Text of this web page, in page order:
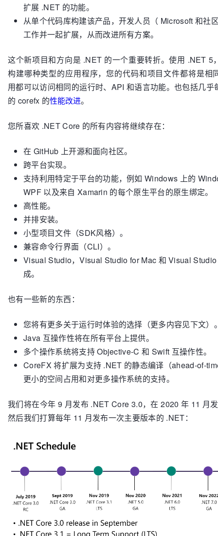
扩展 .NET 的功能。
从单个代码库构建该产品，开发人员（ Microsoft 和社
工作并一起扩展，从而改进所有方案。
这个新项目和方向是 .NET 的一个重要转折。使用 .NET 5
构建哪种类型的应用程序，您的代码和项目文件都将是相
用都可以访问相同的运行时、API 和语言功能。也包括几乎
的 corefx 的性能改进。
您所喜欢 .NET Core 的所有内容将继续存在：
在 GitHub 上开源和面向社区。
跨平台实现。
支持利用特定于平台的功能，例如 Windows 上的
WPF 以及来自 Xamarin 的每个原生平台的原生绑定。
高性能。
并排安装。
小型项目文件（SDK风格）。
兼容命令行界面（CLI）。
Visual Studio，Visual Studio for Mac 和 Visual
成。
也有一些新的东西：
您将有更多关于运行时体验的选择（更多内容见下文）
Java 互操作性将在所有平台上提供。
多个操作系统将支持 Objective-C 和 Swift 互操作性。
CoreFX 将扩展为支持 .NET 的静态编译（ahead-of-
更小的空间占用和对更多操作系统的支持。
我们将在今年 9 月发布 .NET Core 3.0，在 2020 年 11 月
然后我们打算每年 11 月发布一次主要版本的 .NET：